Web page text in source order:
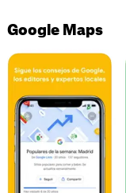
Google Maps